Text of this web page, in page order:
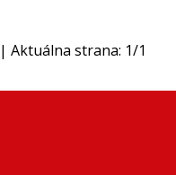
| Aktuálna strana: 1/1